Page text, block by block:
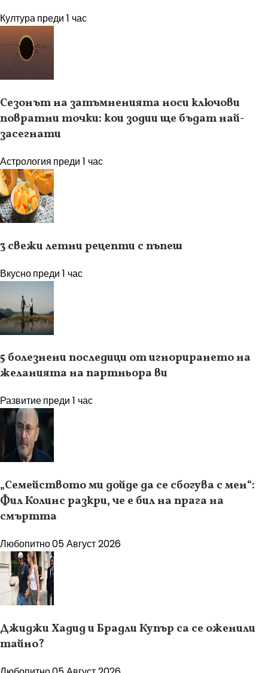
Културапреди 1 час
Сезонът на затъмненията носи ключови
повратни точки: кои зодии ще бъдат най-
засегнати
Астрология преди 1 час
3 свежи летни рецепти с пъпеш
Вкуснопреди 1 час
5 болезнени последици от игнорирането на
желанията на партньора ви
Развитиепреди 1 час
„Семейството ми дойде да се сбогува с мен“:
Фил Колинс разкри, че е бил на прага на
смъртта
Любопитно05 Август 2026
Джиджи Хадид и Брадли Купър са се оженили
тайно?